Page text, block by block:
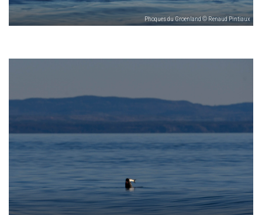
Phoques du Groenland © Renaud Pintiaux